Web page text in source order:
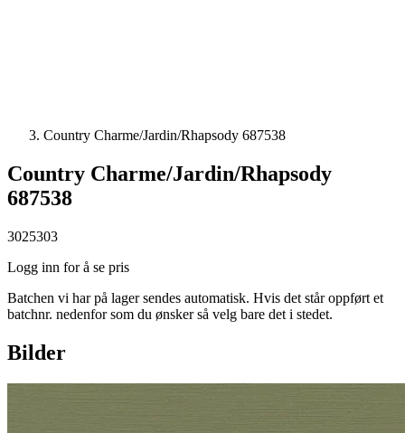
Country Charme/Jardin/Rhapsody 687538
Country Charme/Jardin/Rhapsody
687538
3025303
Logg inn for å se pris
Batchen vi har på lager sendes automatisk. Hvis det står oppført et
batchnr. nedenfor som du ønsker så velg bare det i stedet.
Bilder